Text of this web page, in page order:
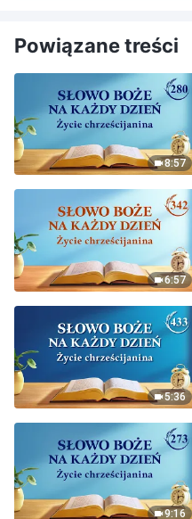
Powiązane treści
8:57
6:57
5:36
9:16